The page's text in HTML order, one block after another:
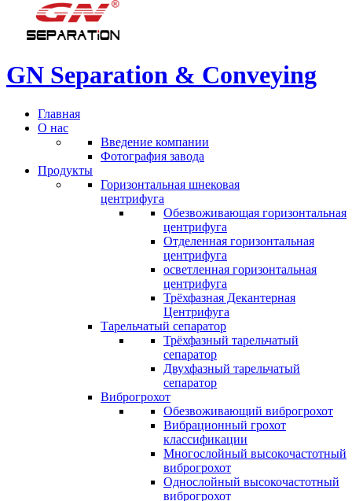
GN Separation & Conveying
Главная
О нас
Введение компании
Фотография завода
Продукты
Горизонтальная шнековая
центрифуга
Обезвоживающая горизонтальная
центрифуга
Отделенная горизонтальная
центрифуга
осветленная горизонтальная
центрифуга
Трёхфазная Декантерная
Центрифуга
Тарельчатый сепаратор
Трёхфазный тарельчатый
сепаратор
Двухфазный тарельчатый
сепаратор
Виброгрохот
Обезвоживающий виброгрохот
Вибрационный грохот
классификации
Многослойный высокочастотный
виброгрохот
Однослойный высокочастотный
виброгрохот